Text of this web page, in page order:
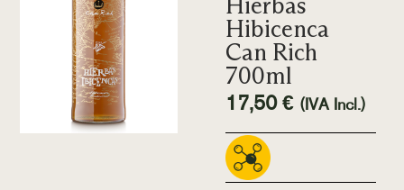
Hibicenca
Can Rich
700ml
17,50€ (IVA Incl.)